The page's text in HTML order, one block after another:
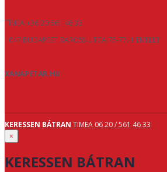
TÍMEA +36 20 561 46 33
1047 BUDAPEST BAROSS UTCA 75-77. 1 EMELET
KANAPETAR.HU
KERESSEN BÁTRAN TIMEA 06 20 / 561 46 33
×
KERESSEN BÁTRAN